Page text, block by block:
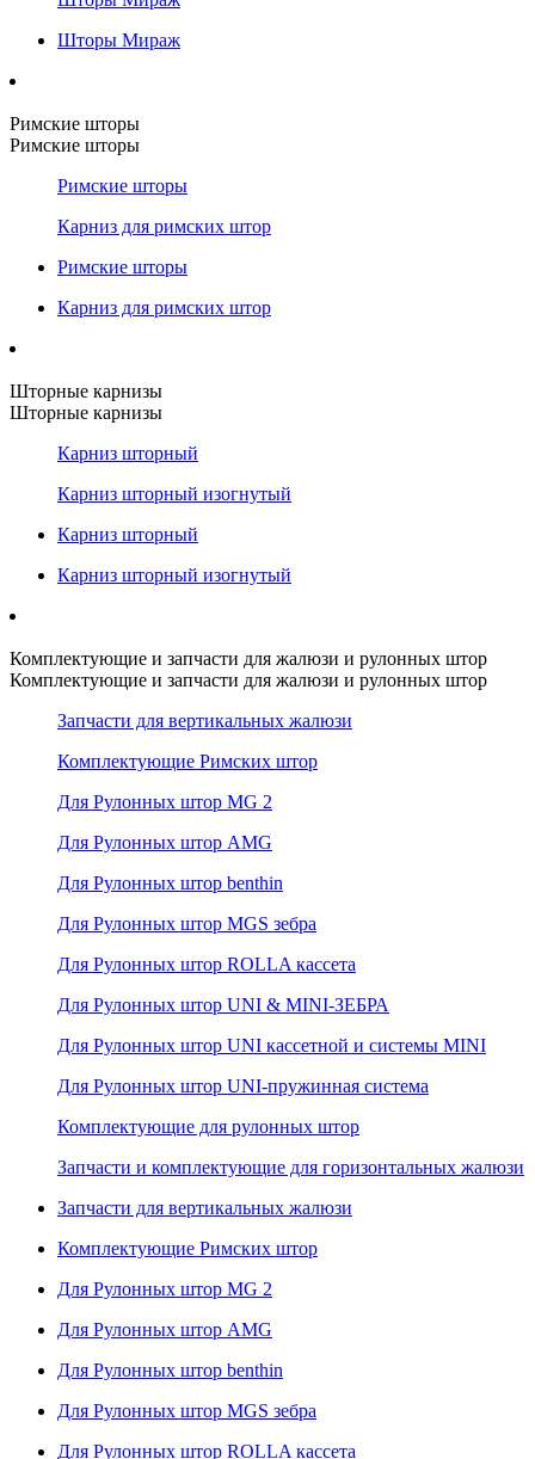
Шторы Мираж
Римские шторы
Римские шторы
Римские шторы
Карниз для римских штор
Римские шторы
Карниз для римских штор
Шторные карнизы
Шторные карнизы
Карниз шторный
Карниз шторный изогнутый
Карниз шторный
Карниз шторный изогнутый
Комплектующие и запчасти для жалюзи и рулонных штор
Комплектующие и запчасти для жалюзи и рулонных штор
Запчасти для вертикальных жалюзи
Комплектующие Римских штор
Для Рулонных штор MG 2
Для Рулонных штор AMG
Для Рулонных штор benthin
Для Рулонных штор MGS зебра
Для Рулонных штор ROLLA кассета
Для Рулонных штор UNI & MINI-ЗЕБРА
Для Рулонных штор UNI кассетной и системы MINI
Для Рулонных штор UNI-пружинная система
Комплектующие для рулонных штор
Запчасти и комплектующие для горизонтальных жалюзи
Запчасти для вертикальных жалюзи
Комплектующие Римских штор
Для Рулонных штор MG 2
Для Рулонных штор AMG
Для Рулонных штор benthin
Для Рулонных штор MGS зебра
Для Рулонных штор ROLLA кассета